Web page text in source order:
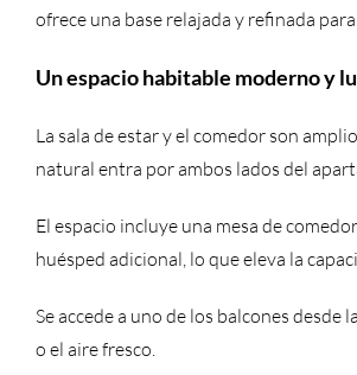
ofrece una base relajada y refinada
Un espacio habitable moderno y
La sala de estar y el comedor son
natural entra por ambos lados del
El espacio incluye una mesa de
huésped adicional, lo que eleva la
Se accede a uno de los balcones
o el aire fresco.